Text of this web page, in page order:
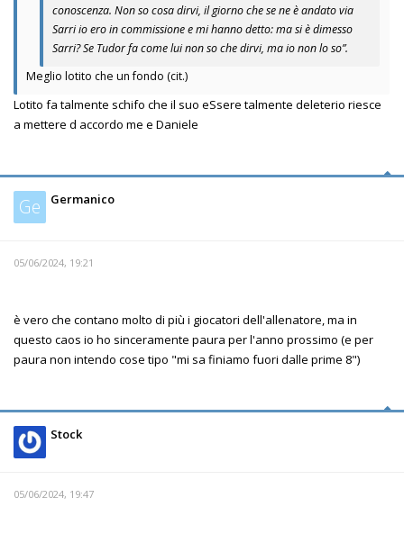
conoscenza. Non so cosa dirvi, il giorno che se ne è andato via
Sarri io ero in commissione e mi hanno detto: ma si è dimesso
Sarri? Se Tudor fa come lui non so che dirvi, ma io non lo so”.
Meglio lotito che un fondo (cit.)
Lotito fa talmente schifo che il suo eSsere talmente deleterio riesce
a mettere d accordo me e Daniele
Ge Germanico
05/06/2024, 19:21
è vero che contano molto di più i giocatori dell'allenatore, ma in
questo caos io ho sinceramente paura per l'anno prossimo (e per
paura non intendo cose tipo "mi sa finiamo fuori dalle prime 8")
Stock
05/06/2024, 19:47